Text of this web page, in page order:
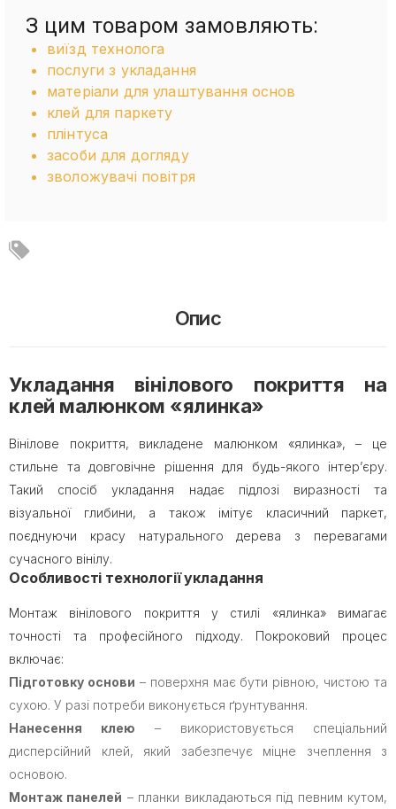
З цим товаром замовляють:
виїзд технолога
послуги з укладання
матеріали для улаштування основ
клей для паркету
плінтуса
засоби для догляду
зволожувачі повітря
Опис
Укладання вінілового покриття на
клей малюнком «ялинка»
Вінілове покриття, викладене малюнком «ялинка», – це
стильне та довговічне рішення для будь-якого інтер’єру.
Такий спосіб укладання надає підлозі виразності та
візуальної глибини, а також імітує класичний паркет,
поєднуючи красу натурального дерева з перевагами
сучасного вінілу.
Особливості технології укладання
Монтаж вінілового покриття у стилі «ялинка» вимагає
точності та професійного підходу. Покроковий процес
включає:
Підготовку основи – поверхня має бути рівною, чистою та
сухою. У разі потреби виконується ґрунтування.
Нанесення клею – використовується спеціальний
дисперсійний клей, який забезпечує міцне зчеплення з
основою.
Монтаж панелей – планки викладаються під певним кутом,